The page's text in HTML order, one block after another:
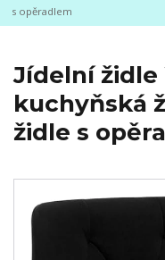
s opěradlem
Jídelní židle
kuchyňská
židle s